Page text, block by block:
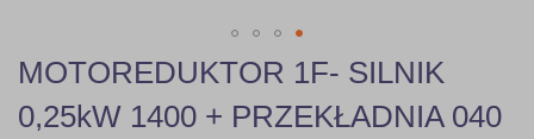
Skip
to
the
beginning
MOTOREDUKTOR 1F- SILNIK
0,25kW 1400 + PRZEKŁADNIA 040